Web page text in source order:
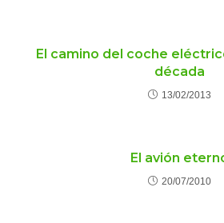
El camino del coche
década
13/02/2013
El avión
20/07/2010